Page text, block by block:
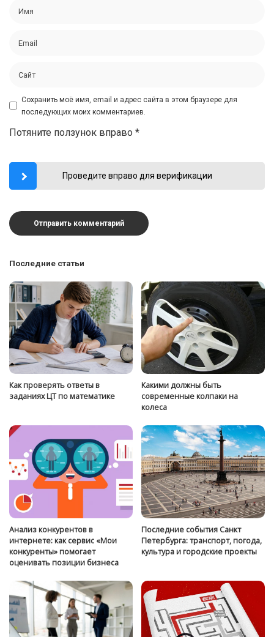
Сохранить моё имя, email и адрес сайта в этом браузере для
последующих моих комментариев.
Потяните ползунок вправо *
Проведите вправо для верификации
Последние статьи
Как проверять ответы в
заданиях ЦТ по математике
Какими должны быть
современные колпаки на
колеса
Анализ конкурентов в
интернете: как сервис «Мои
конкуренты» помогает
оценивать позиции бизнеса
Последние события Санкт
Петербурга: транспорт, погода,
культура и городские проекты